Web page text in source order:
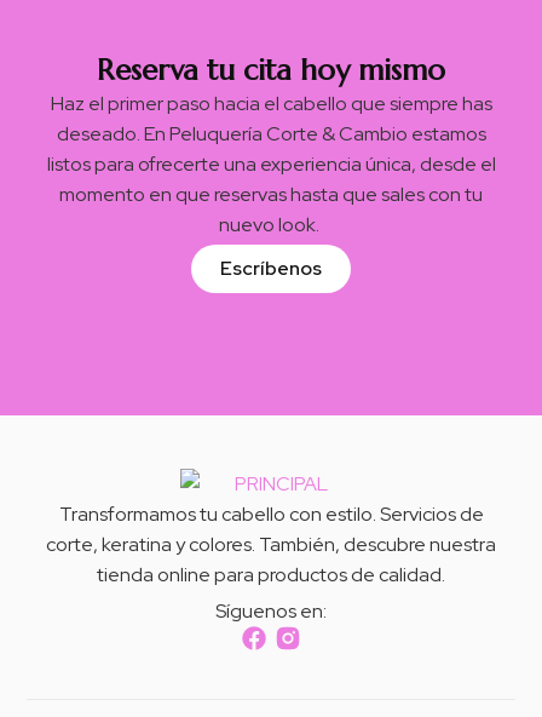
Reserva tu cita hoy mismo
Haz el primer paso hacia el cabello que siempre has
deseado. En Peluquería Corte & Cambio estamos
listos para ofrecerte una experiencia única, desde el
momento en que reservas hasta que sales con tu
nuevo look.
Escríbenos
Transformamos tu cabello con estilo. Servicios de
corte, keratina y colores. También, descubre nuestra
tienda online para productos de calidad.
Síguenos en:
Peluqueria